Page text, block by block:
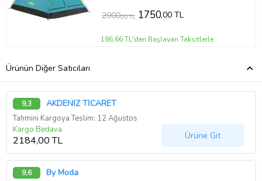
2000,00 TL 1750,00 TL
186,66 TL'den Başlayan Taksitlerle
Ürünün Diğer Satıcıları
9,3 AKDENİZ TİCARET
Tahmini Kargoya Teslim: 12 Ağustos
Kargo Bedava
2184,00 TL Ürüne Git
9,6 By Moda